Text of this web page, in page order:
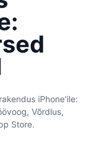
iPhone'ile:
Võrdlus,
Store.